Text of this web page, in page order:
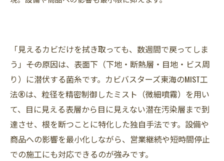
「見えるカビだけを拭き取っても、数週間で戻ってしま
う」――その原因は、表面下（下地・断熱層・目地・ビス周
り）に潜伏する菌糸です。カビバスターズ東海のMIST工
法®は、粒径を精密制御したミスト（微細噴霧）を用い
て、目に見える表層から目に見えない潜在汚染層まで到
達させ、根を断つことに特化した独自手法です。設備や
商品への影響を最小化しながら、営業継続や短時間停止
での施工にも対応できるのが強みです。